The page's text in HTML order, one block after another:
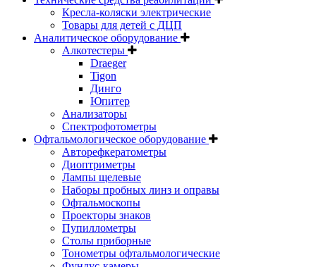
Кресла-коляски электрические
Товары для детей с ДЦП
Аналитическое оборудование
Алкотестеры
Draeger
Tigon
Динго
Юпитер
Анализаторы
Спектрофотометры
Офтальмологическое оборудование
Авторефкератометры
Диоптриметры
Лампы щелевые
Наборы пробных линз и оправы
Офтальмоскопы
Проекторы знаков
Пупиллометры
Столы приборные
Тонометры офтальмологические